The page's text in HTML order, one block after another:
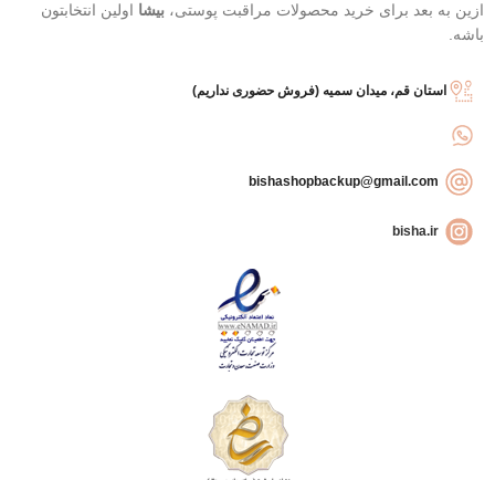
ازین به بعد برای خرید محصولات مراقبت پوستی، بیشا اولین انتخابتون
باشه.
استان قم، میدان سمیه (فروش حضوری نداریم)
bisha.ir